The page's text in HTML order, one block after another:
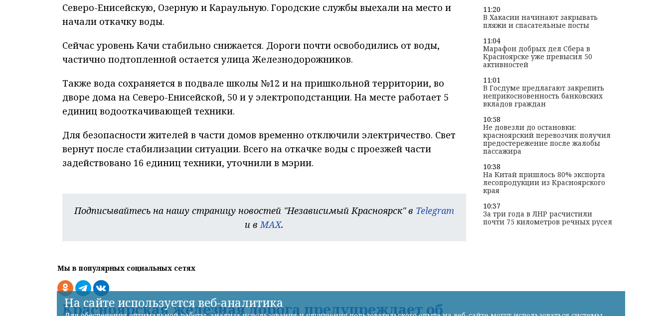
Северо-Енисейскую, Озерную и Караульную. Городские службы выехали на место и
начали откачку воды.
Сейчас уровень Качи стабильно снижается. Дороги почти освободились от воды,
частично подтопленной остается улица Железнодорожников.
Также вода сохраняется в подвале школы №12 и на пришкольной территории, во
дворе дома на Северо-Енисейской, 50 и у электроподстанции. На месте работает 5
единиц водооткачивающей техники.
Для безопасности жителей в части домов временно отключили электричество. Свет
вернут после стабилизации ситуации. Всего на откачке воды с проезжей части
задействовано 16 единиц техники, уточнили в мэрии.
Подписывайтесь на нашу страницу новостей "Независимый Красноярск" в Telegram
и вMAX.
Мы в популярных социальных сетях
Красноярская железная дорога предупреждает об
11:20
В Хакасии начинают закрывать
пляжи и спасательные посты
11:04
Марафон добрых дел Сбера в
Красноярске уже превысил 50
активностей
11:01
В Госдуме предлагают закрепить
неприкосновенность банковских
вкладов граждан
10:58
Не довезли до остановки:
красноярский перевозчик получил
предостережение после жалобы
пассажира
10:38
На Китай пришлось 80% экспорта
лесопродукции из Красноярского
края
10:37
За три года в ЛНР расчистили
почти 75 километров речных русел
На сайте используется веб-аналитика